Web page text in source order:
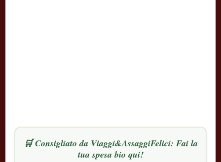
🛒 Consigliato da Viaggi&AssaggiFelici: Fai la
tua spesa bio qui!